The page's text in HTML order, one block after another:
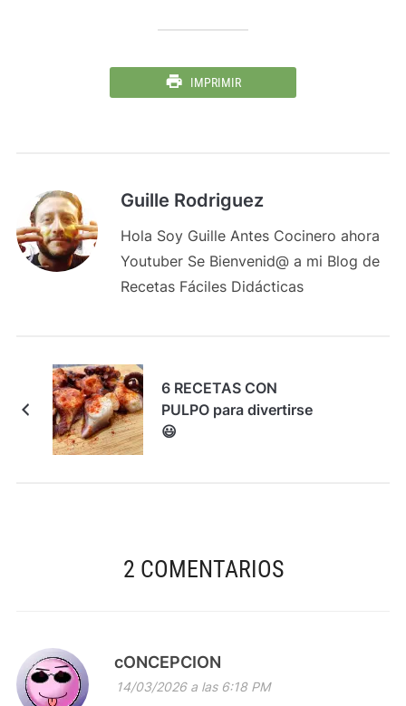
IMPRIMIR
Guille Rodriguez
Hola Soy Guille Antes Cocinero ahora
Youtuber Se Bienvenid@ a mi Blog de
Recetas Fáciles Didácticas
6 RECETAS CON
PULPO para divertirse
😃
2 COMENTARIOS
cONCEPCION
14/03/2026 a las 6:18 PM